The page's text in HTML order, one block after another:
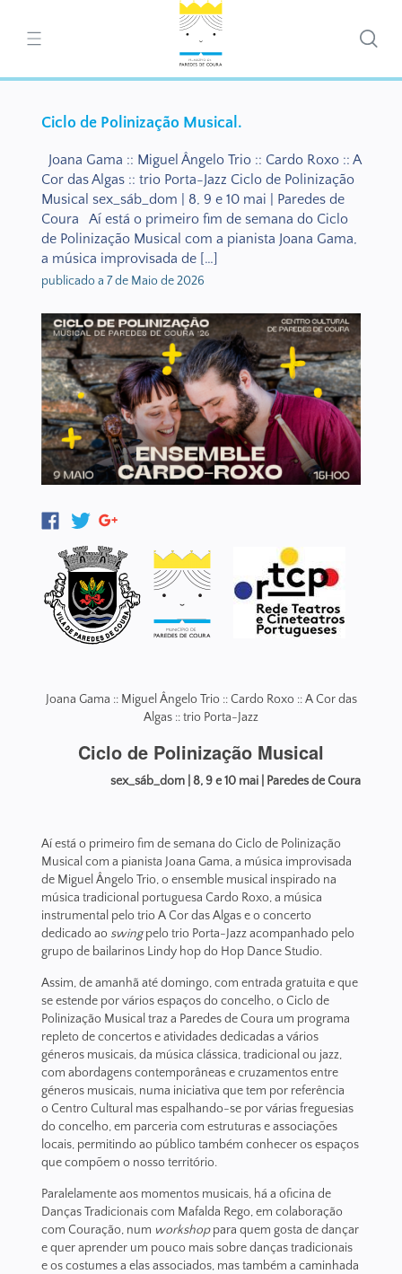
Ciclo de Polinização Musical.
Joana Gama :: Miguel Ângelo Trio :: Cardo Roxo :: A
Cor das Algas :: trio Porta-Jazz Ciclo de Polinização
Musical sex_sáb_dom | 8, 9 e 10 mai | Paredes de
Coura Aí está o primeiro fim de semana do Ciclo
de Polinização Musical com a pianista Joana Gama,
a música improvisada de […]
publicado a 7 de Maio de 2026
Joana Gama :: Miguel Ângelo Trio :: Cardo Roxo :: A Cor das
Algas :: trio Porta-Jazz
Ciclo de Polinização Musical
sex_sáb_dom | 8, 9 e 10 mai | Paredes de Coura
Aí está o primeiro fim de semana do Ciclo de Polinização
Musical com a pianista Joana Gama, a música improvisada
de Miguel Ângelo Trio, o ensemble musical inspirado na
música tradicional portuguesa Cardo Roxo, a música
instrumental pelo trio A Cor das Algas e o concerto
dedicado ao swingpelo trio Porta-Jazz acompanhado pelo
grupo de bailarinos Lindy hop do Hop Dance Studio.
Assim, de amanhã até domingo, com entrada gratuita e que
se estende por vários espaços do concelho, o Ciclo de
Polinização Musical traz a Paredes de Coura um programa
repleto de concertos e atividades dedicadas a vários
géneros musicais, da música clássica, tradicional ou jazz,
com abordagens contemporâneas e cruzamentos entre
géneros musicais, numa iniciativa que tem por referência
o Centro Cultural mas espalhando-se por várias freguesias
do concelho, em parceria com estruturas e associações
locais, permitindo ao público também conhecer os espaços
que compõem o nosso território.
Paralelamente aos momentos musicais, há a oficina de
Danças Tradicionais com Mafalda Rego, em colaboração
com Couração, num workshoppara quem gosta de dançar
e quer aprender um pouco mais sobre danças tradicionais
e os costumes a elas associados, mas também a caminhada